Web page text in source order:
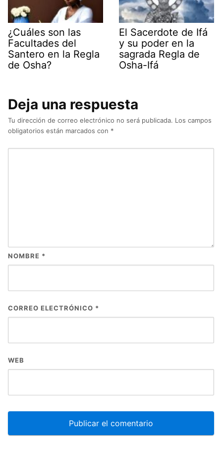
¿Cuáles son las
Facultades del
Santero en la Regla
de Osha?
El Sacerdote de Ifá
y su poder en la
sagrada Regla de
Osha-Ifá
Deja una respuesta
Tu dirección de correo electrónico no será publicada. Los campos
obligatorios están marcados con *
NOMBRE *
CORREO ELECTRÓNICO *
WEB